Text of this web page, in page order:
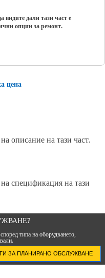
видите дали тази част е
опции за ремонт.
цена
описание на тази част.
спецификация на тази
типа на оборудването,
ЗА ПЛАНИРАНО ОБСЛУЖВАНЕ